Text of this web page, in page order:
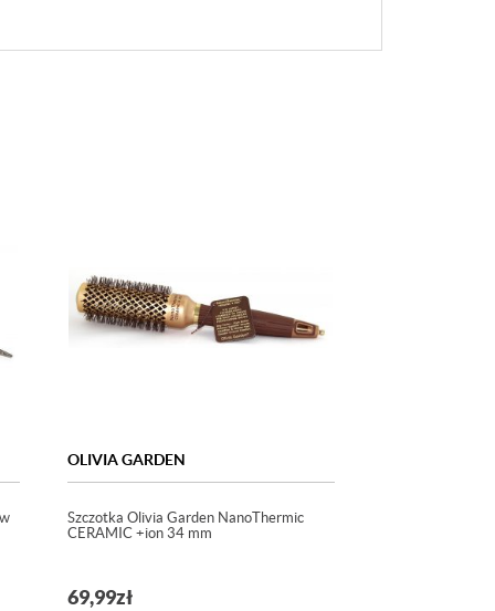
OLIVIA GARDEN
Szczotka Olivia Garden NanoThermic
CERAMIC +ion 34 mm
69,99zł